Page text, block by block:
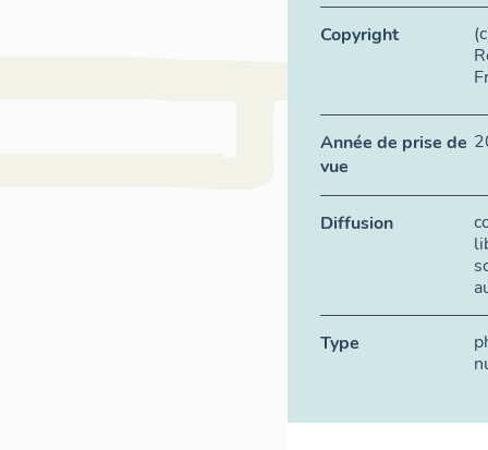
Copyright
Année de prise de
vue
Diffusion
Type